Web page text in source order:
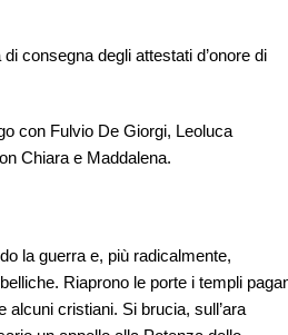
consegna degli attestati d’onore di
con Fulvio De Giorgi, Leoluca
Chiara e Maddalena.
la guerra e, più radicalmente,
Riaprono le porte i templi
cristiani. Si brucia, sull’ara